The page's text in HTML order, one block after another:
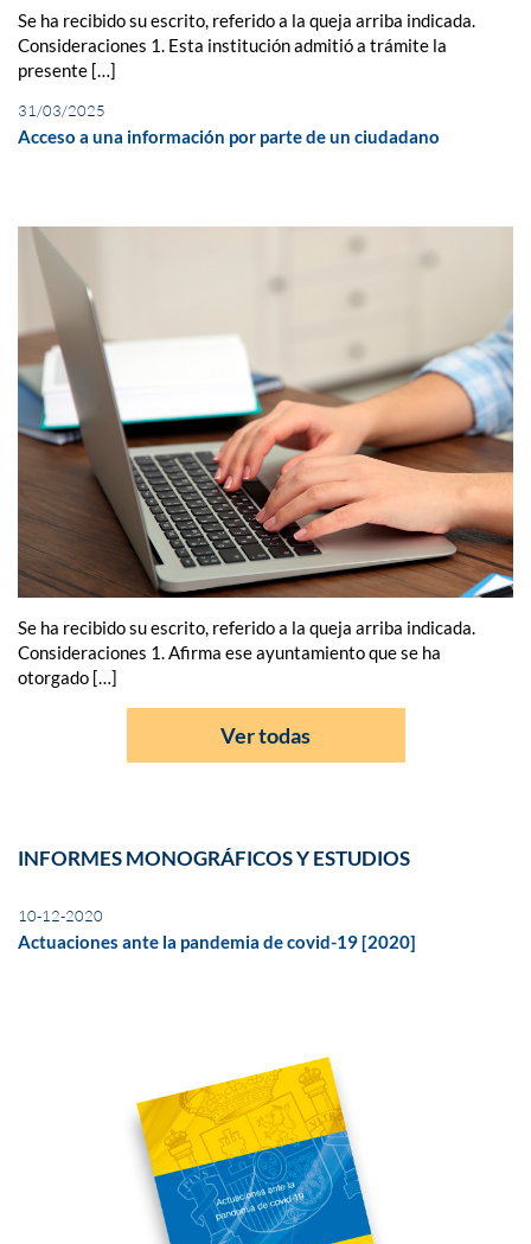
Se ha recibido su escrito, referido a la queja arriba indicada.
Consideraciones 1. Esta institución admitió a trámite la
presente […]
31/03/2025
Acceso a una información por parte de un ciudadano
Se ha recibido su escrito, referido a la queja arriba indicada.
Consideraciones 1. Afirma ese ayuntamiento que se ha
otorgado […]
Ver todas
INFORMES MONOGRÁFICOS Y ESTUDIOS
10-12-2020
Actuaciones ante la pandemia de covid-19 [2020]